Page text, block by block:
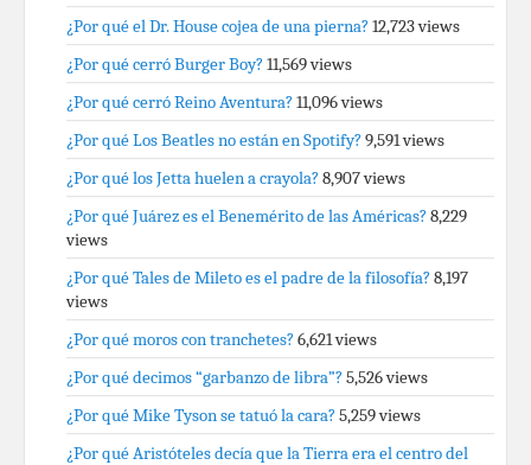
¿Por qué el Dr. House cojea de una pierna? 12,723 views
¿Por qué cerró Burger Boy? 11,569 views
¿Por qué cerró Reino Aventura? 11,096 views
¿Por qué Los Beatles no están en Spotify? 9,591 views
¿Por qué los Jetta huelen a crayola? 8,907 views
¿Por qué Juárez es el Benemérito de las Américas? 8,229
views
¿Por qué Tales de Mileto es el padre de la filosofía? 8,197
views
¿Por qué moros con tranchetes? 6,621 views
¿Por qué decimos “garbanzo de libra”? 5,526 views
¿Por qué Mike Tyson se tatuó la cara? 5,259 views
¿Por qué Aristóteles decía que la Tierra era el centro del